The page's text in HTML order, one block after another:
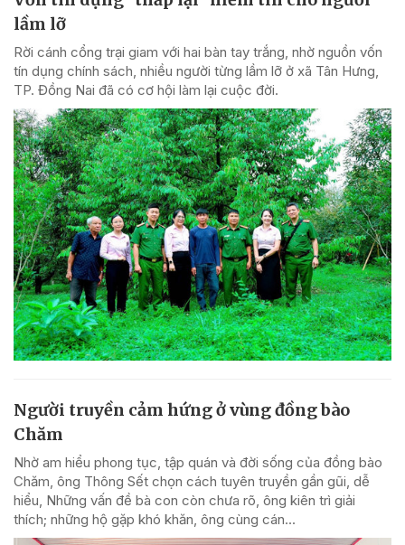
lầm lỡ
Rời cánh cổng trại giam với hai bàn tay trắng, nhờ nguồn vốn
tín dụng chính sách, nhiều người từng lầm lỡ ở xã Tân Hưng,
TP. Đồng Nai đã có cơ hội làm lại cuộc đời.
Người truyền cảm hứng ở vùng đồng bào
Chăm
Nhờ am hiểu phong tục, tập quán và đời sống của đồng bào
Chăm, ông Thông Sết chọn cách tuyên truyền gần gũi, dễ
hiểu, Những vấn đề bà con còn chưa rõ, ông kiên trì giải
thích; những hộ gặp khó khăn, ông cùng cán...